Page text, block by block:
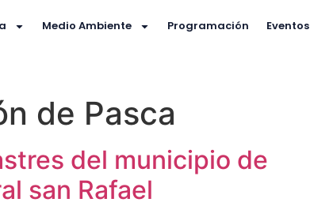
Medio Ambiente Programación Eventos
de Pasca
del municipio de
san Rafael